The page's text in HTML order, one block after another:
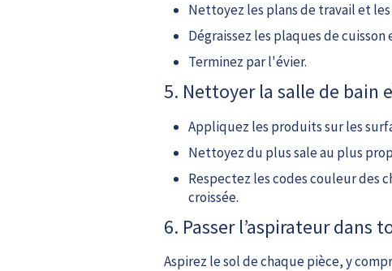
Nettoyez les plans de travail et
Dégraissez les plaques de
Terminez par l'évier.
5. Nettoyer la salle de bain
Appliquez les produits sur les
Nettoyez du plus sale au plus
Respectez les codes couleur des
croissée.
6. Passer l’aspirateur dans
Aspirez le sol de chaque pièce, y